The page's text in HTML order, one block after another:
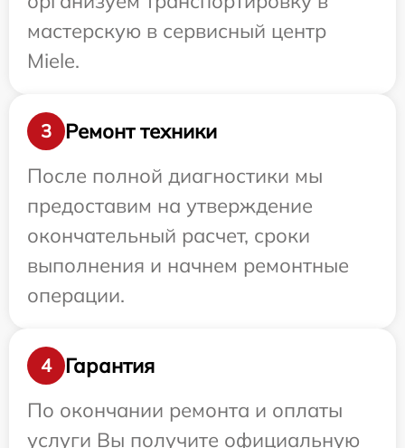
мастерскую в сервисный центр
Miele.
3
Ремонт техники
После полной диагностики мы
предоставим на утверждение
окончательный расчет, сроки
выполнения и начнем ремонтные
операции.
4
Гарантия
По окончании ремонта и оплаты
услуги Вы получите официальную